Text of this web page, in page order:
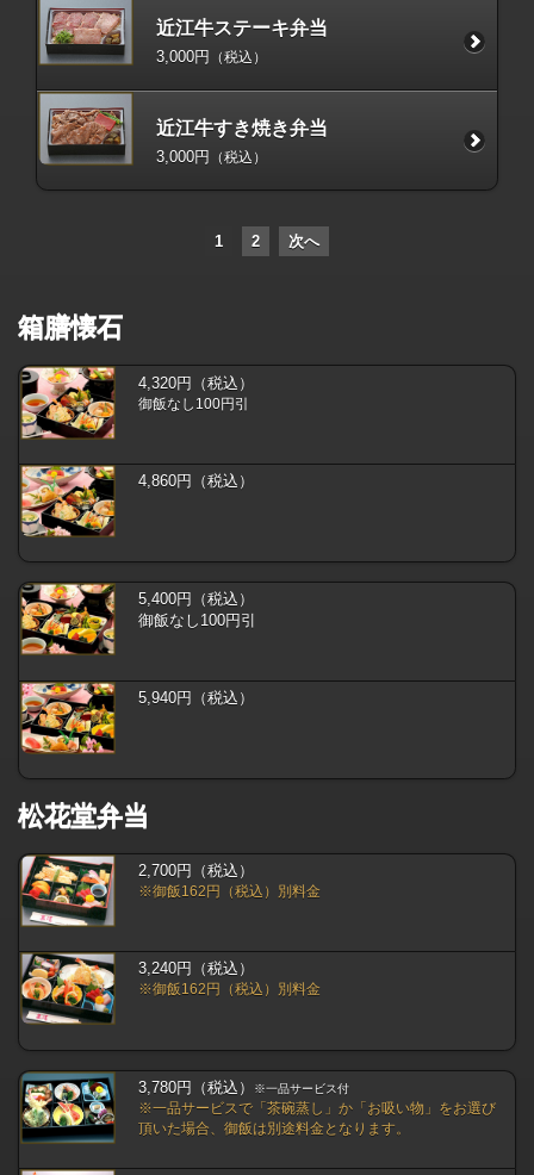
近江牛ステーキ弁当
3,000円 （税込）
近江牛すき焼き弁当
3,000円 （税込）
1 2 次へ
箱膳懐石
4,320円（税込）
御飯なし100円引
4,860円（税込）
5,400円（税込）
御飯なし100円引
5,940円（税込）
松花堂弁当
2,700円（税込）
※御飯162円（税込）別料金
3,240円（税込）
※御飯162円（税込）別料金
3,780円（税込） ※一品サービス付
※一品サービスで「茶碗蒸し」か「お吸い物」をお選び
頂いた場合、御飯は別途料金となります。